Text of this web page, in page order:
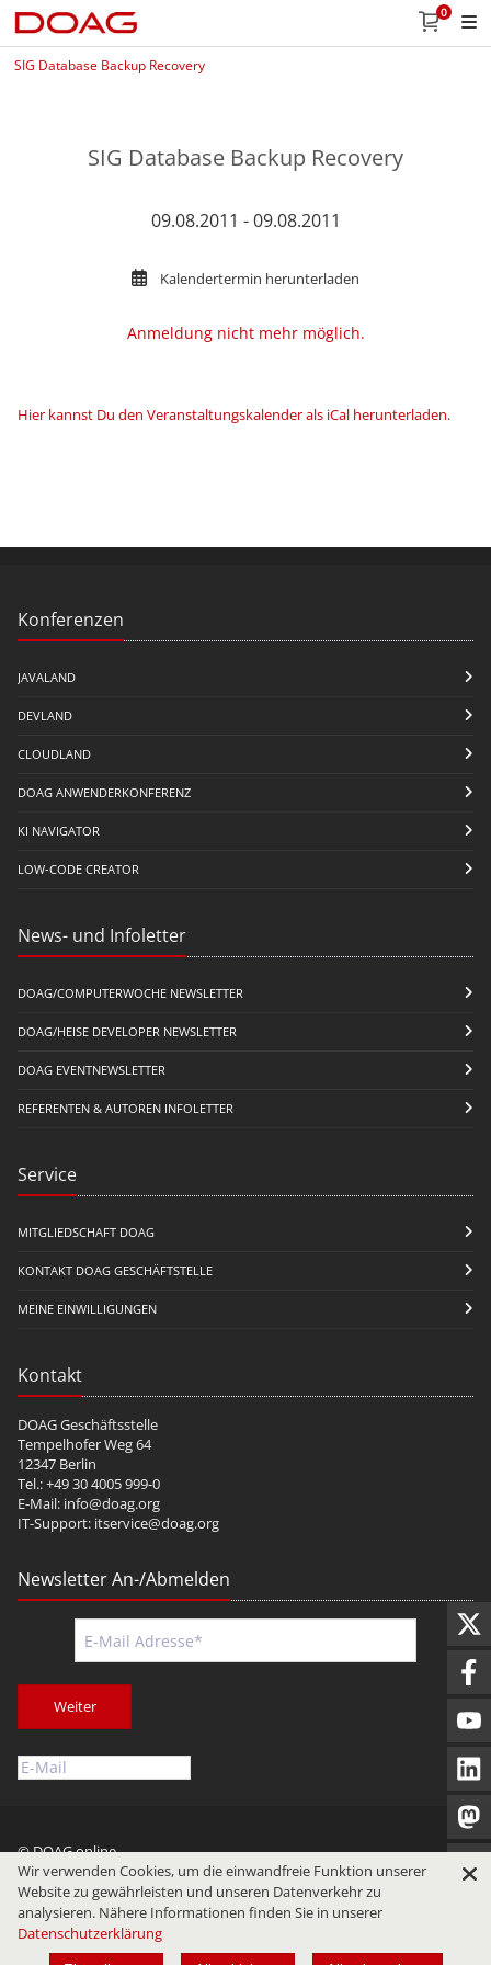
0
SIG Database Backup Recovery
SIG Database Backup Recovery
09.08.2011 - 09.08.2011
Kalendertermin herunterladen
Anmeldung nicht mehr möglich.
Hier kannst Du den Veranstaltungskalender als iCal herunterladen.
Konferenzen
JAVALAND
DEVLAND
CLOUDLAND
DOAG ANWENDERKONFERENZ
KI NAVIGATOR
LOW-CODE CREATOR
News- und Infoletter
DOAG/COMPUTERWOCHE NEWSLETTER
DOAG/HEISE DEVELOPER NEWSLETTER
DOAG EVENTNEWSLETTER
REFERENTEN & AUTOREN INFOLETTER
Service
MITGLIEDSCHAFT DOAG
KONTAKT DOAG GESCHÄFTSTELLE
MEINE EINWILLIGUNGEN
Kontakt
DOAG Geschäftsstelle
Tempelhofer Weg 64
12347 Berlin
Tel.: +49 30 4005 999-0
E-Mail: info@doag.org
IT-Support: itservice@doag.org
Newsletter An-/Abmelden
Weiter
© DOAG online
Impressum
Datenschutz Nutzungsbedingungen
Wir verwenden Cookies, um die einwandfreie Funktion unserer
Website zu gewährleisten und unseren Datenverkehr zu
analysieren. Nähere Informationen finden Sie in unserer
Datenschutzerklärung